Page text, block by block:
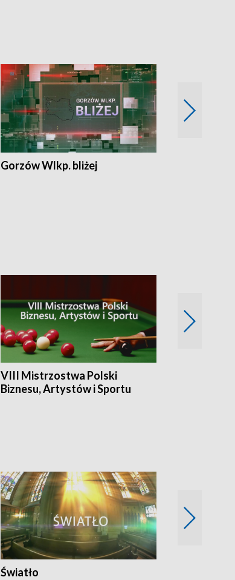
Gorzów Wlkp. bliżej
VIII Mistrzostwa Polski
Biznesu, Artystów i Sportu
Światło